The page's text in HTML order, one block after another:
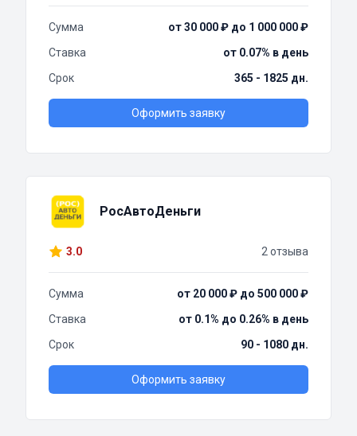
Сумма
от 30 000 ₽ до 1 000 000 ₽
Ставка
от 0.07% в день
Срок
365 - 1825 дн.
Оформить заявку
РосАвтоДеньги
3.0 2 отзыва
Сумма
от 20 000 ₽ до 500 000 ₽
Ставка
от 0.1% до 0.26% в день
Срок
90 - 1080 дн.
Оформить заявку